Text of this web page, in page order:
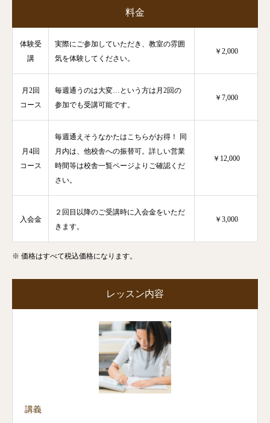
料金
体験受
講
実際にご参加していただき、教室の雰囲
気を体験してください。
￥2,000
月2回
コース
毎週通うのは大変…という方は月2回の
参加でも受講可能です。
￥7,000
月4回
コース
毎週通えそうなかたはこちらがお得！ 同
月内は、他校舎への振替可。詳しい営業
時間等は校舎一覧ページよりご確認くだ
さい。
￥12,000
入会金
２回目以降のご受講時に入会金をいただ
きます。
￥3,000
※ 価格はすべて税込価格になります。
レッスン内容
講義